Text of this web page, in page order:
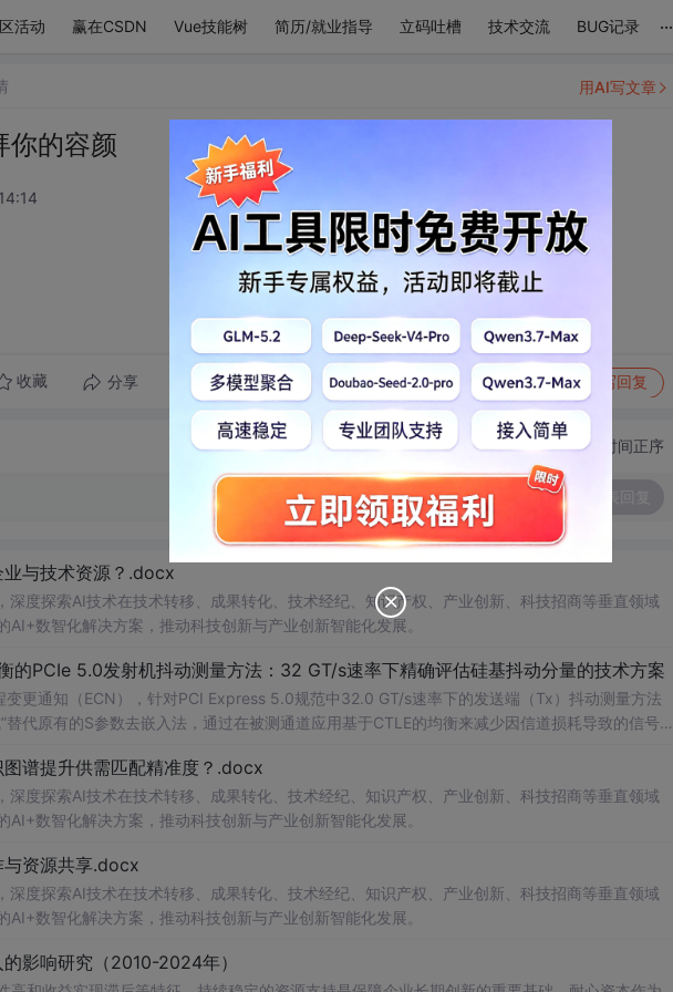
活动 赢在CSDN Vue技能树 简历/就业指导 立码吐槽 技术交流 BUG记录 ...
你的容颜
收藏 分享 转发到动态 举报 写回复
用AI写文章
切换为时间正序
与技术资源？.docx
度探索AI技术在技术转移、成果转化、技术经纪、知识产权、产业创新、科技招商等垂直领域
数智化解决方案，推动科技创新与产业创新智能化发展。
的PCIe 5.0发射机抖动测量方法：32 GT/s速率下精确评估硅基抖动分量的技术方案
更通知（ECN），针对PCI Express 5.0规范中32.0 GT/s速率下的发送端（Tx）抖动测量方法
替代原有的S参数去嵌入法，通过在被测通道应用基于CTLE的均衡来减少因信道损耗导致的信号
至16.0 GT/s速率，原有测量方法保持不变。; 适合人群：从事高速接口设计、验
谱提升供需匹配精准度？.docx
度探索AI技术在技术转移、成果转化、技术经纪、知识产权、产业创新、科技招商等垂直领域
数智化解决方案，推动科技创新与产业创新智能化发展。
资源共享.docx
度探索AI技术在技术转移、成果转化、技术经纪、知识产权、产业创新、科技招商等垂直领域
数智化解决方案，推动科技创新与产业创新智能化发展。
影响研究（2010-2024年）